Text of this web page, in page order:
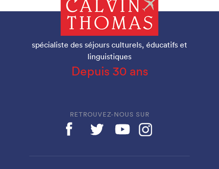
spécialiste des séjours culturels, éducatifs et
linguistiques
Depuis 30 ans
RETROUVEZ-NOUS SUR